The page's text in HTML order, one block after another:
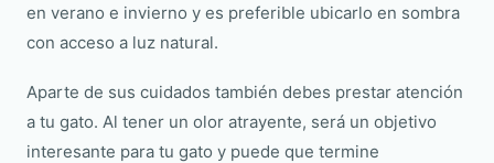
en verano e invierno y es preferible ubicarlo en sombra
con acceso a luz natural.
Aparte de sus cuidados también debes prestar atención
a tu gato. Al tener un olor atrayente, será un objetivo
interesante para tu gato y puede que termine